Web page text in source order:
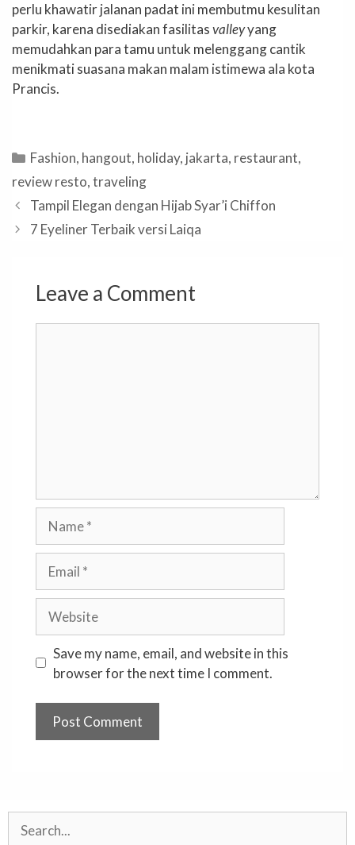
perlu khawatir jalanan padat ini membutmu kesulitan
parkir, karena disediakan fasilitasvalleyyang
memudahkan para tamu untuk melenggang cantik
menikmati suasana makan malam istimewa ala kota
Prancis.
Categories
Fashion, hangout, holiday, jakarta, restaurant,
review resto,traveling
Tampil Elegan dengan Hijab Syar’i Chiffon
7 Eyeliner Terbaik versi Laiqa
Leave a Comment
Save my name, email, and website in this
browser for the next time I comment.